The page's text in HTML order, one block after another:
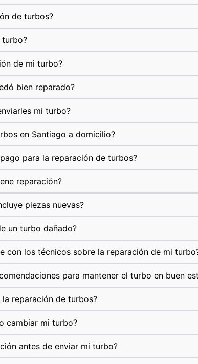
de turbos?
turbo?
de mi turbo?
bien reparado?
mi turbo?
en Santiago a domicilio?
para la reparación de turbos?
reparación?
piezas nuevas?
un turbo dañado?
con los técnicos sobre la reparación de mi
para mantener el turbo en buen
la reparación de turbos?
cambiar mi turbo?
antes de enviar mi turbo?